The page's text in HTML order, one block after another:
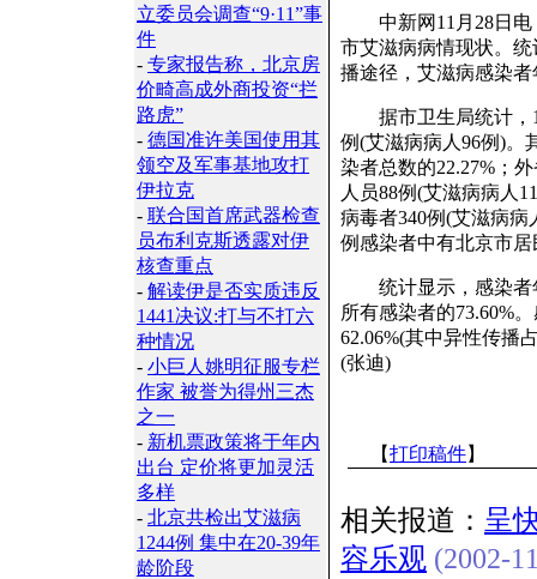
立委员会调查“9·11”事
件
- 专家报告称，北京房
价畸高成外商投资“拦
路虎”
- 德国准许美国使用其
领空及军事基地攻打
伊拉克
- 联合国首席武器检查
员布利克斯透露对伊
核查重点
- 解读伊是否实质违反
1441决议:打与不打六
种情况
- 小巨人姚明征服专栏
作家 被誉为得州三杰
之一
- 新机票政策将于年内
出台 定价将更加灵活
多样
- 北京共检出艾滋病
1244例 集中在20-39年
龄阶段
中新网11月28日电
市艾滋病病情现状。
播途径，艾滋病感染
据市卫生局统计，
例(艾滋病病人96例)。
染者总数的22.27%；
人员88例(艾滋病病人
病毒者340例(艾滋病病
例感染者中有北京市
统计显示，感染者年
所有感染者的73.60%
62.06%(其中异性传播
(张迪)
【打印稿件】
相关报道： 呈
容乐观 (2002-